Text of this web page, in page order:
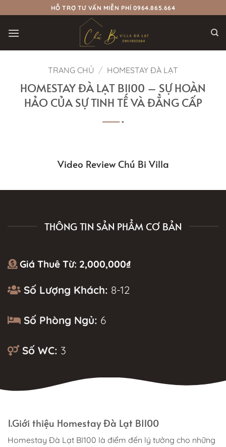
qua
nội
HỖ TRỢ TƯ VẤN MIỄN PHÍ 0964.865.664
TRANG CHỦ / HOMESTAY ĐÀ LẠT
HOMESTAY ĐÀ LẠT BI100 – SỰ HOÀN
HẢO CỦA SỰ TINH TẾ VÀ ĐẲNG CẤP
Video Review Chú Bi Villa
THÔNG TIN SẢN PHẨM CƠ BẢN
Giá Thuê Từ: 2,000,000₫
Số Lượng Khách: 8-12
Số Phòng Ngủ: 6
Số WC: 3
1.Giới thiệu Homestay Đà Lạt BI100
Homestay Đà Lạt BI100 là điểm đến lý tưởng cho những